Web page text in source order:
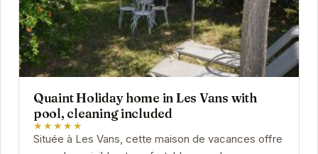
Quaint Holiday home in Les Vans with
pool, cleaning included
★★★★★
Située à Les Vans, cette maison de vacances offre